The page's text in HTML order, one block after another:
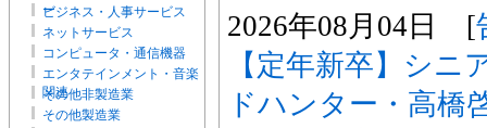
ー
ビジネス・人事サービス
ネットサービス
コンピュータ・通信機器
エンタテインメント・音楽
関連
その他非製造業
その他製造業
2026年08月04日 [
【定年新卒】シニ
ドハンター・高橋